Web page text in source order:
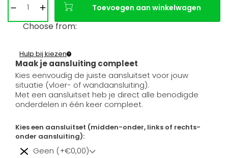
Toevoegen aan winkelwagen
Choose from:
Maak je aansluiting compleet
Hulp bij kiezen
Kies eenvoudig de juiste aansluitset voor jouw
situatie (vloer- of wandaansluiting).
Met een aansluitset heb je direct alle benodigde
onderdelen in één keer compleet.
Kies een aansluitset (midden-onder, links of rechts-
onder aansluiting):
Geen (+€0,00)